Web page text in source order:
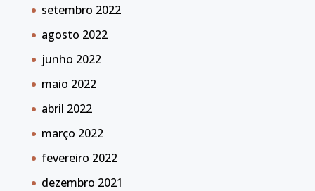
setembro 2022
agosto 2022
junho 2022
maio 2022
abril 2022
março 2022
fevereiro 2022
dezembro 2021